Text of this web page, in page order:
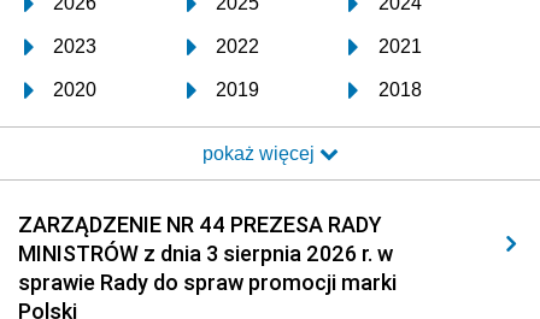
2023 2022 2021
2020 2019 2018
2017 2016 2015
2014 2013 2012
2011 2010 2009
2008 2007 2006
2005
pokaż więcej
ZARZĄDZENIE NR 44 PREZESA RADY
MINISTRÓW z dnia 3 sierpnia 2026 r. w
sprawie Rady do spraw promocji marki
Polski